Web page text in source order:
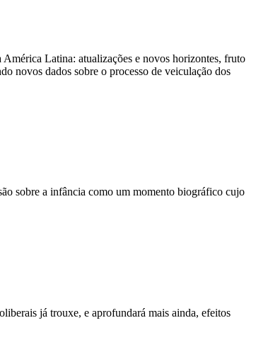
Latina: atualizações e novos horizontes, fruto
novos dados sobre o processo de veiculação dos
sobre a infância como um momento biográfico cujo
já trouxe, e aprofundará mais ainda, efeitos